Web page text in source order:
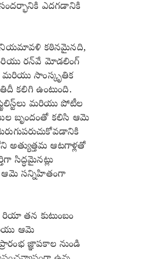
ఎదగడానికి
కఠినమైనది,
రన్‌వే మోడలింగ్
మరియు సాంస్కృతిక
కలిగి ఉంటుంది.
మరియు పోటీల
బృందంతో కలిసి ఆమె
అత్యుత్తమ ఆటగాళ్లతో
సిద్ధమైనట్లు
ఆమె సన్నిహితంగా
తన కుటుంబం
ఆమె
జ్ఞాపకాల నుండి